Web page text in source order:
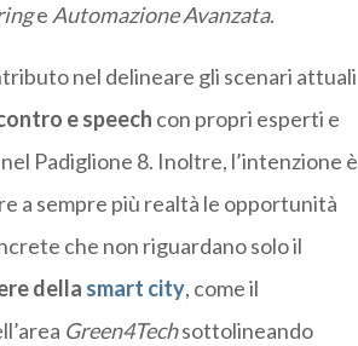
e Automazione Avanzata.
nel delineare gli scenari attuali
e speech con propri esperti e
Padiglione 8. Inoltre, l’intenzione è
a sempre più realtà le opportunità
che non riguardano solo il
della smart city, come il
Green4Techsottolineando